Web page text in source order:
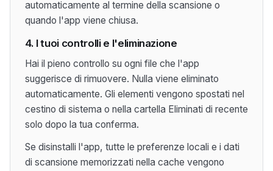
automaticamente al termine della scansione o
quando l'app viene chiusa.
4. I tuoi controlli e l'eliminazione
Hai il pieno controllo su ogni file che l'app
suggerisce di rimuovere. Nulla viene eliminato
automaticamente. Gli elementi vengono spostati nel
cestino di sistema o nella cartella Eliminati di recente
solo dopo la tua conferma.
Se disinstalli l'app, tutte le preferenze locali e i dati
di scansione memorizzati nella cache vengono